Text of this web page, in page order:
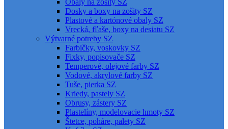
Obaly na zošity SZ
Dosky a boxy na zošity SZ
Plastové a kartónové obaly SZ
Vrecká, fľaše, boxy na desiatu SZ
Výtvarné potreby SZ
Farbičky, voskovky SZ
Fixky, popisovače SZ
Temperové, olejové farby SZ
Vodové, akrylové farby SZ
Tuše, pierka SZ
Kriedy, pastely SZ
Obrusy, zástery SZ
Plastelíny, modelovacie hmoty SZ
Štetce, poháre, palety SZ